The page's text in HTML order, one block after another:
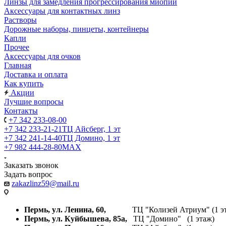
Линзы для замедления прогрессирования миопии
Аксессуары для контактных линз
Растворы
Дорожные наборы, пинцеты, контейнеры
Капли
Прочее
Аксессуары для очков
Главная
Доставка и оплата
Как купить
Акции
Лучшие вопросы
Контакты
+7 342 233-08-00
+7 342 233-21-21ТЦ Айсберг, 1 эт
+7 342 241-14-40ТЦ Домино, 1 эт
+7 982 444-28-80MAX
Заказать звонок
Задать вопрос
zakazlinz59@mail.ru
Пермь, ул. Ленина, 60, ТЦ "Колизей Атриум" (1
Пермь, ул. Куйбышева, 85а, ТЦ "Домино" (1 этаж)